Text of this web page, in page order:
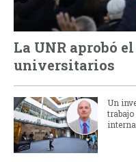
La UNR aprobó
universitarios
Un